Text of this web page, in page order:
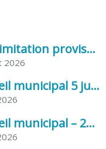
Arrêté préfectoral Limitation provisoire des usages de l’eau
2026
Compte rendu conseil municipal 5 juin 2026 sénatoriale
Compte rendu conseil municipal – 21 avril 2026